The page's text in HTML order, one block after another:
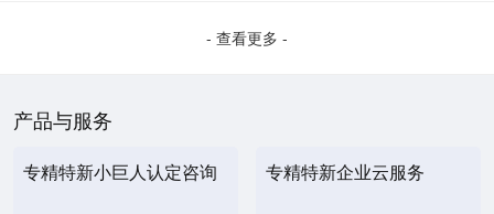
- 查看更多 -
产品与服务
专精特新小巨人认定咨询 专精特新企业云服务